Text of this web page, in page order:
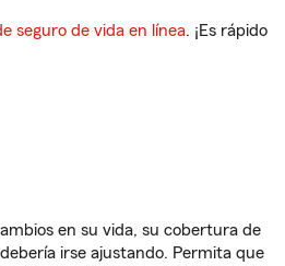
seguro de vida en línea. ¡Es rápido
en su vida, su cobertura de
irse ajustando. Permita que